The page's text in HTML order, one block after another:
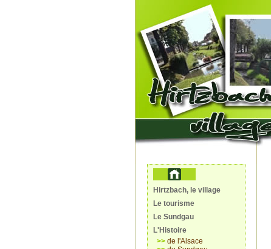
Hirtzbach, le village
Le tourisme
Le Sundgau
L'Histoire
>> de l'Alsace